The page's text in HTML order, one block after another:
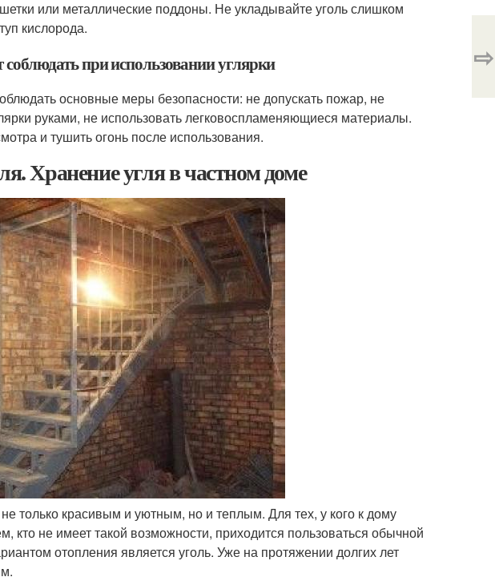
или металлические поддоны. Не укладывайте уголь слишком
кислорода.
при использовании углярки
основные меры безопасности: не допускать пожар, не
руками, не использовать легковоспламеняющиеся материалы.
и тушить огонь после использования.
Хранение угля в частном доме
только красивым и уютным, но и теплым. Для тех, у кого к дому
кто не имеет такой возможности, приходится пользоваться обычной
отопления является уголь. Уже на протяжении долгих лет
⇨